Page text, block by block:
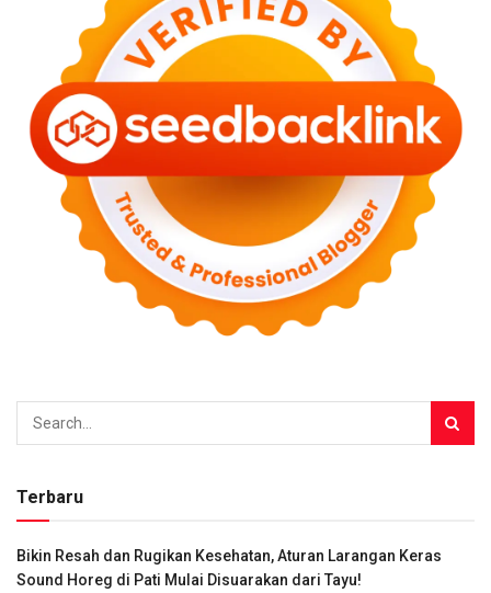
Terbaru
Bikin Resah dan Rugikan Kesehatan, Aturan Larangan Keras
Sound Horeg di Pati Mulai Disuarakan dari Tayu!